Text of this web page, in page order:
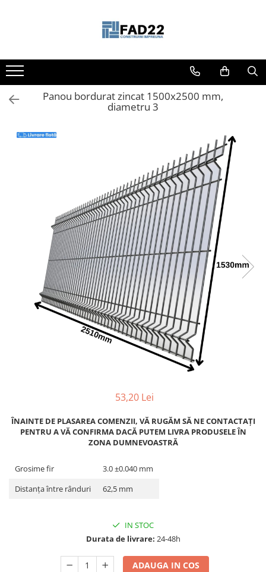
Materiale de constructii
Termoizolatii
Vata minerala
Accesorii pentru cofraje
Materiale prafoase
Tencuieli decorative
Scule electrice, unelte si accesorii
Polizoare unghiulare
Amestecatoare electrice
Panou bordurat zincat 1500x2500 mm,
diametru 3
53,20 Lei
ÎNAINTE DE PLASAREA COMENZII, VĂ RUGĂM SĂ NE CONTACTAȚI
PENTRU A VĂ CONFIRMA DACĂ PUTEM LIVRA PRODUSELE ÎN
ZONA DUMNEVOASTRĂ
Grosime fir
3.0 ±0.040 mm
Distanța între rânduri
62,5 mm
IN STOC
Durata de livrare: 24-48h
ADAUGA IN COS